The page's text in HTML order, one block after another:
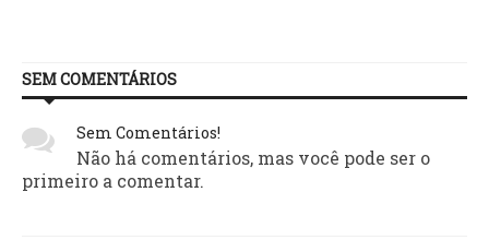
SEM COMENTÁRIOS
Sem Comentários!
Não há comentários, mas você pode ser o
primeiro a comentar.